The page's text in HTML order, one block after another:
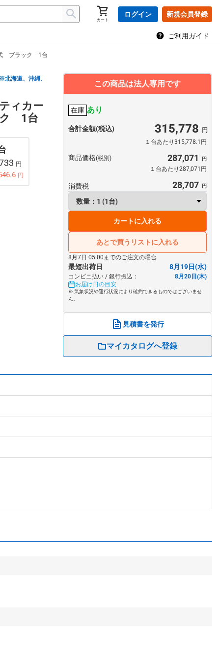
カート
ログイン 新規会員登録
ご利用ガイド
式 ブラック 1台
※北海道、沖縄、
ィカー
1台
円
円
この商品は法人専用です
在庫 あり
合計金額(税込) 315,778
１台あたり315,778.1円
商品価格(税別) 287,071
１台あたり287,071円
消費税 28,707
カートに入れる
あとで買うリストに入れる
8月7日 05:00までのご注文の場合
最短出荷日 8月19日(水)
コンビニ払い / 銀行振込：
8月20日(木)
お届け日の目安
※ 気象状況や運行状況により確約できるものではございませ
ん。
見積書を発行
マイカタログへ登録